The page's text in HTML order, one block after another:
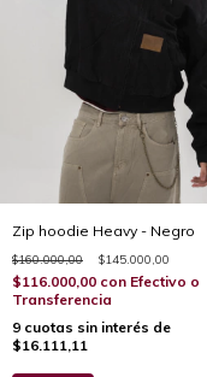
Zip hoodie Heavy - Negro
$160.000,00 $145.000,00
$116.000,00 con Efectivo o
Transferencia
9 cuotas sin interés de
$16.111,11